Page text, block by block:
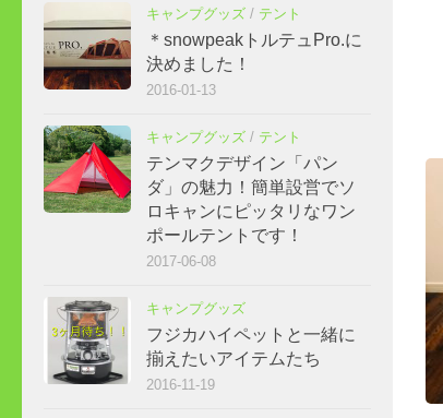
キャンプグッズ / テント
＊snowpeakトルテュPro.に
決めました！
2016-01-13
キャンプグッズ / テント
テンマクデザイン「パン
ダ」の魅力！簡単設営でソ
ロキャンにピッタリなワン
ポールテントです！
2017-06-08
キャンプグッズ
フジカハイペットと一緒に
揃えたいアイテムたち
2016-11-19